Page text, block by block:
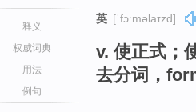
释义
权威词典
用法
例句
英 [ˈfɔːməlaɪzd]
v. 使正式；
去分词，